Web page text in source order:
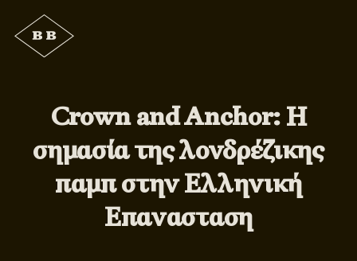
Crown and Anchor: Η
σημασία της λονδρέζικης
παμπ στην Ελληνική
Επανασταση